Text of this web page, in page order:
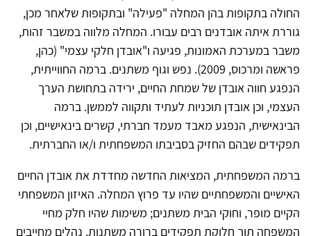
החולה בתקופות בהן המחלה "פעילה" ובתקופות שלאחר מכן,
גוררת איתה אובדנים רבים עבורו. המחלה מלווה במשבר זהות,
משבר במערכת האמונות, פגיעה ו"אובדן חלקי עצמי" (כהן,
פראשה ומרכוס, 2009). נפש וגוף משתנים. ברמה החווייתית,
הנפגע חווה אובדן של שמחת החיים, ירידה בתחושת הערך
העצמי, וכן אובדן תוכניות לעתיד ותקווה לממשן. ברמה
הבינאישית, הנפגע מאבד מעמד חברתי, קשרים בינאישיים, וכן
תפקידים שבהם החזיק בסביבתו המשפחתית ו/או החברתית.
ברמה המשפחתית, המציאות החדשה מחדדת את אובדן החיים
האישיים והמשפחתיים שהיו עד פרוץ המחלה. האיזון המשפחתי
הקיים מופר, וחוקי הבית משתנים; משימות שהיו חלק מחיי
המשפחה תוך חלוקת תפקידים ברורה משתנות, נהלים מחייבים